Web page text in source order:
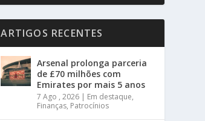
ARTIGOS RECENTES
Arsenal prolonga parceria
de £70 milhões com
Emirates por mais 5 anos
7 Ago , 2026 | Em destaque,
Finanças, Patrocínios